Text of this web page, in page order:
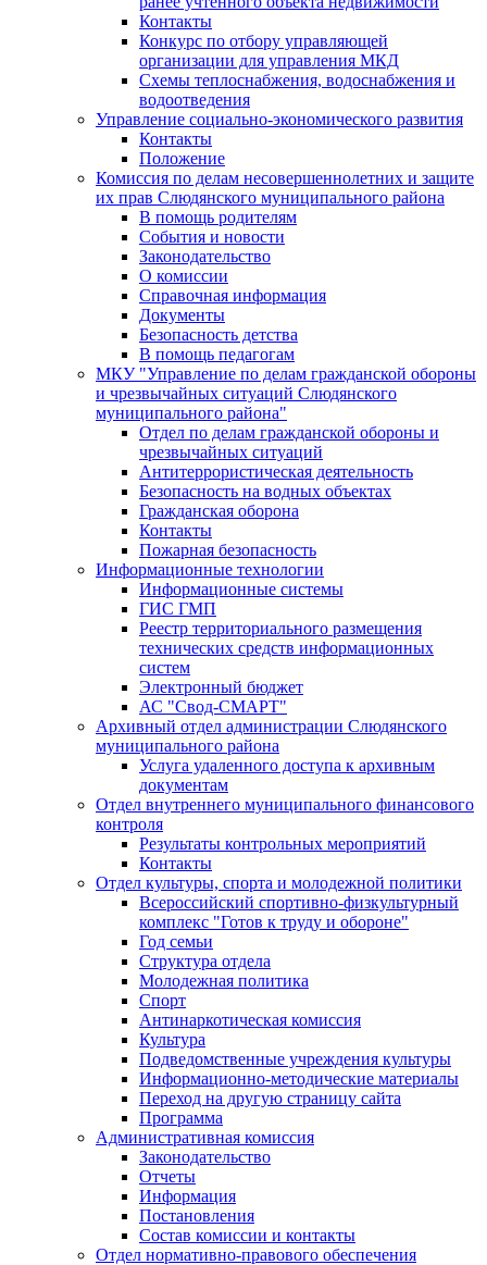
Контакты
Конкурс по отбору управляющей
организации для управления МКД
Схемы теплоснабжения, водоснабжения и
водоотведения
Управление социально-экономического развития
Контакты
Положение
Комиссия по делам несовершеннолетних и защите
их прав Слюдянского муниципального района
В помощь родителям
События и новости
Законодательство
О комиссии
Справочная информация
Документы
Безопасность детства
В помощь педагогам
МКУ "Управление по делам гражданской обороны
и чрезвычайных ситуаций Слюдянского
муниципального района"
Отдел по делам гражданской обороны и
чрезвычайных ситуаций
Антитеррористическая деятельность
Безопасность на водных объектах
Гражданская оборона
Контакты
Пожарная безопасность
Информационные технологии
Информационные системы
ГИС ГМП
Реестр территориального размещения
технических средств информационных
систем
Электронный бюджет
АС "Свод-СМАРТ"
Архивный отдел администрации Слюдянского
муниципального района
Услуга удаленного доступа к архивным
документам
Отдел внутреннего муниципального финансового
контроля
Результаты контрольных мероприятий
Контакты
Отдел культуры, спорта и молодежной политики
Всероссийский спортивно-физкультурный
комплекс "Готов к труду и обороне"
Год семьи
Структура отдела
Молодежная политика
Спорт
Антинаркотическая комиссия
Культура
Подведомственные учреждения культуры
Информационно-методические материалы
Переход на другую страницу сайта
Программа
Административная комиссия
Законодательство
Отчеты
Информация
Постановления
Состав комиссии и контакты
Отдел нормативно-правового обеспечения